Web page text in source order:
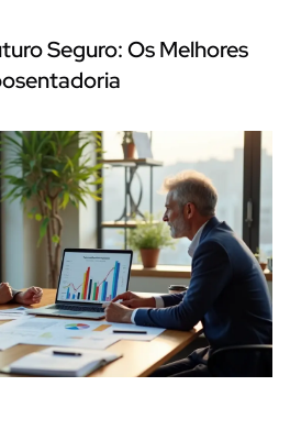
Seguro: Os Melhores